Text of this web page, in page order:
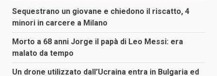
Sequestrano un giovane e chiedono il riscatto, 4
minori in carcere a Milano
Morto a 68 anni Jorge il papà di Leo Messi: era
malato da tempo
Un drone utilizzato dall’Ucraina entra in Bulgaria ed